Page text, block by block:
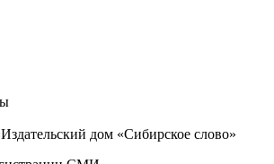
дом «Сибирское слово»